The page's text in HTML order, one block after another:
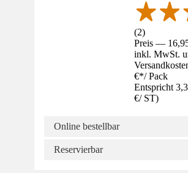
(2)
Preis —
inkl. MwSt.
€*/ Pack
Entspricht
€/ ST)
Online bestellbar
Reservierbar